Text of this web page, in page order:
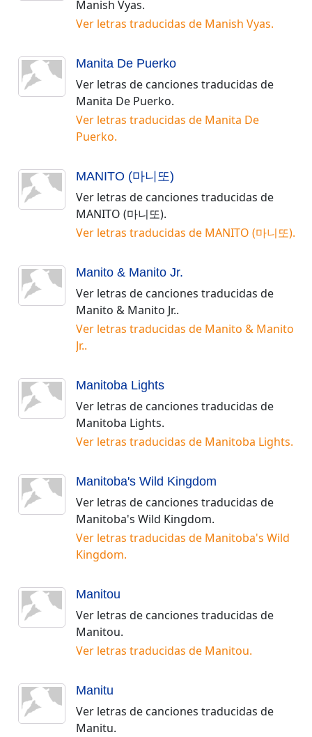
Manish Vyas.
Ver letras traducidas de Manish Vyas.
Manita De Puerko
Ver letras de canciones traducidas de
Manita De Puerko.
Ver letras traducidas de Manita De
Puerko.
MANITO (마니또)
Ver letras de canciones traducidas de
MANITO (마니또).
Ver letras traducidas de MANITO (마니또).
Manito & Manito Jr.
Ver letras de canciones traducidas de
Manito & Manito Jr..
Ver letras traducidas de Manito & Manito
Jr..
Manitoba Lights
Ver letras de canciones traducidas de
Manitoba Lights.
Ver letras traducidas de Manitoba Lights.
Manitoba's Wild Kingdom
Ver letras de canciones traducidas de
Manitoba's Wild Kingdom.
Ver letras traducidas de Manitoba's Wild
Kingdom.
Manitou
Ver letras de canciones traducidas de
Manitou.
Ver letras traducidas de Manitou.
Manitu
Ver letras de canciones traducidas de
Manitu.